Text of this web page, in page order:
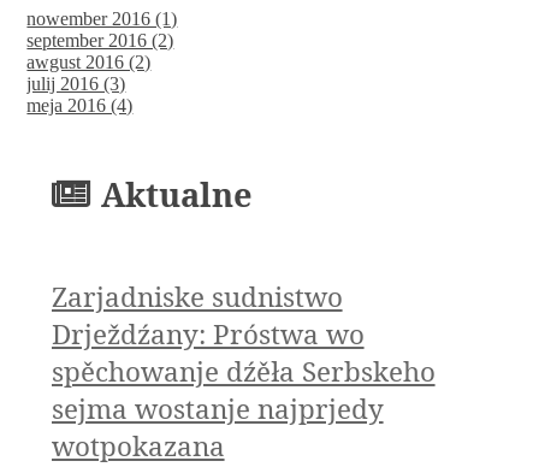
nowember 2016 (1)
september 2016 (2)
awgust 2016 (2)
julij 2016 (3)
meja 2016 (4)
Aktualne
Zarjadniske sudnistwo
Drježdźany: Próstwa wo
spěchowanje dźěła Serbskeho
sejma wostanje najprjedy
wotpokazana